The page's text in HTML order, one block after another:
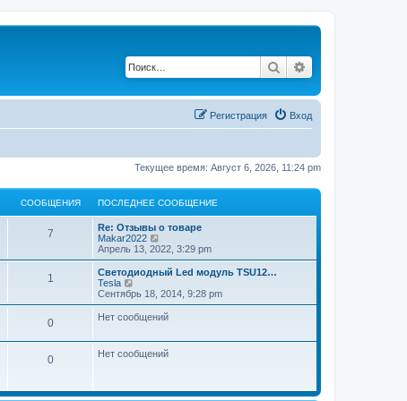
Поиск
Вход
Регистрация
Текущее время: Август 6, 2026, 11:24 pm
СООБЩЕНИЯ ПОСЛЕДНЕЕ СООБЩЕНИЕ
7С
о
б
щ
и
П
о
с
л
е
д
н
е
с
о
б
и
Re: Отзывы о товаре
Makar2022
е
р
е
т
к
п
с
л
е
Апрель 13, 2022, 3:29 pm
1
о
е
П
о
с
л
е
е
е
о
Светодиодный Led модуль TSU12…
Tesla
е
р
е
и
к
с
Сентябрь 18, 2014, 9:28 pm
0С
о
б
Нет сообщений
0С
Нет сообщений